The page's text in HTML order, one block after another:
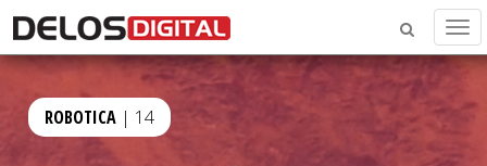
ROBOTICA | 14